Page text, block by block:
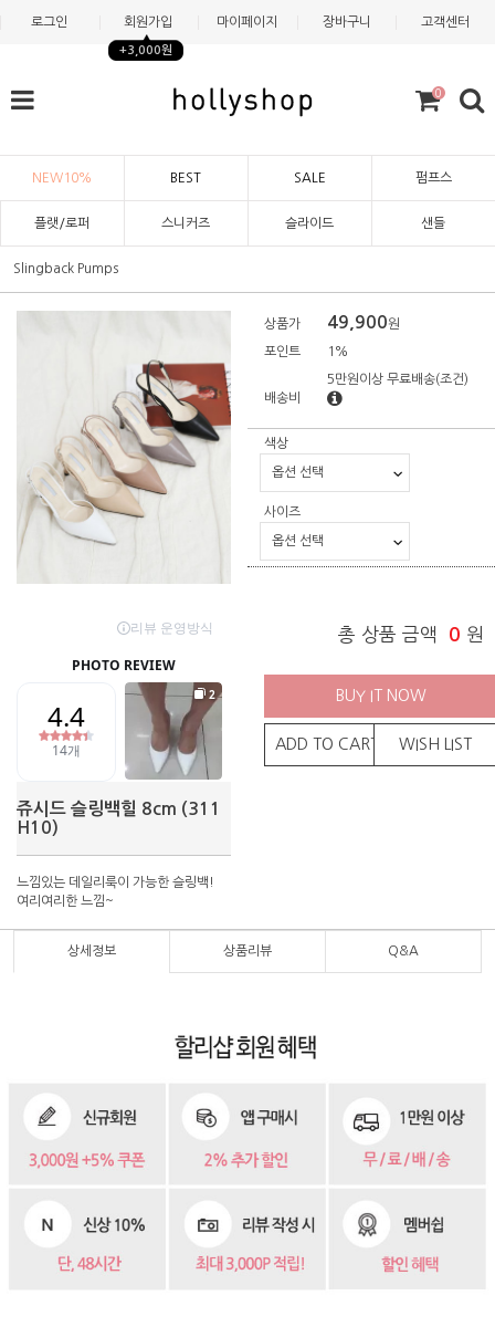
로그인 회원가입
+3,000원
마이페이지 장바구니 고객센터
0
NEW10% BEST SALE 펌프스
플랫/로퍼 스니커즈 슬라이드 샌들
Slingback Pumps
쥬시드 슬링백힐 8cm (311
H10)
느낌있는 데일리룩이 가능한 슬링백!
여리여리한 느낌~
상품가 49,900원
포인트 1%
배송비
5만원이상 무료배송(조건)
색상
사이즈
총 상품 금액 0 원
BUY IT NOW
ADD TO CART WISH LIST
상세정보 상품리뷰 Q&A